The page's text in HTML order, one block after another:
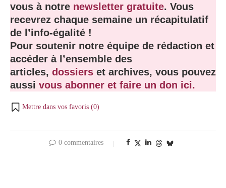
vous à notre newsletter gratuite. Vous
recevrez chaque semaine un récapitulatif
de l’info-égalité !
Pour soutenir notre équipe de rédaction et
accéder à l’ensemble des
articles, dossiers et archives, vous pouvez
aussi vous abonner et faire un don ici.
Mettre dans vos favoris (0)
0 commentaires